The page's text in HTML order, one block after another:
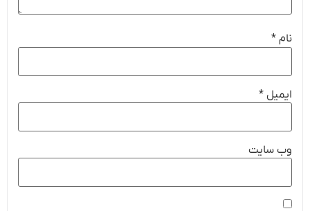
نام *
ایمیل *
وب‌ سایت